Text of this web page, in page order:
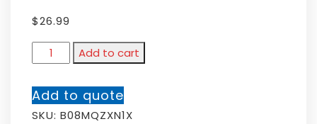
$26.99
Add to cart
Add to quote
SKU: B08MQZXN1X